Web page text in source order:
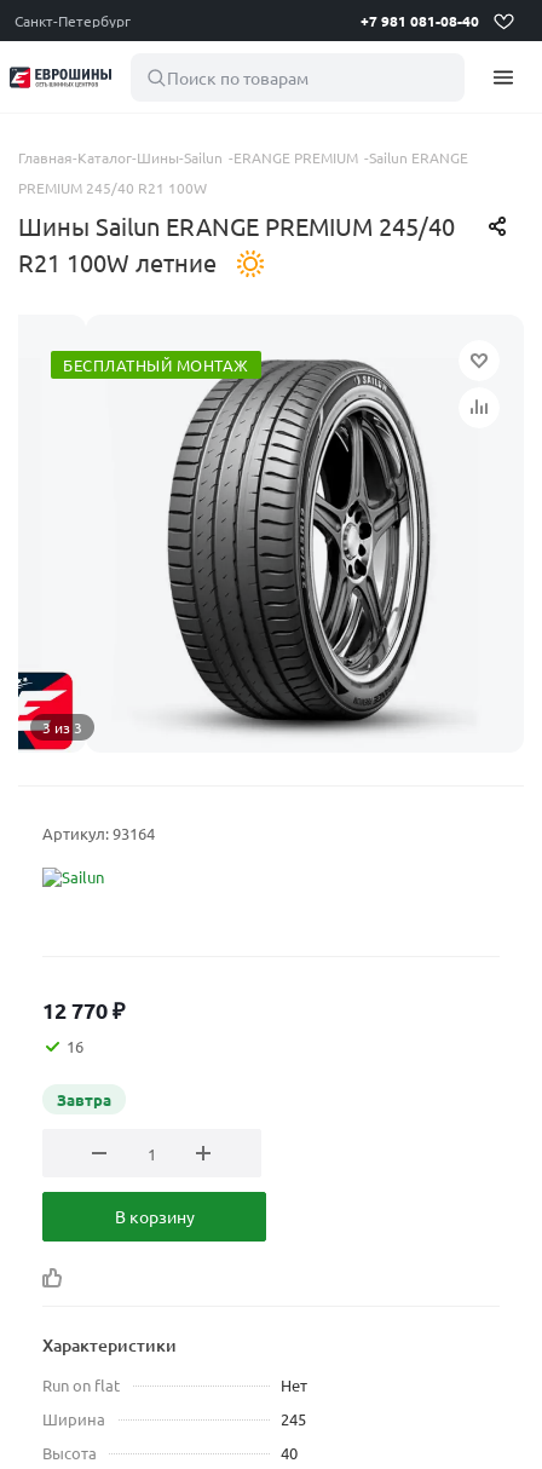
Санкт-Петербург +7 981 081-08-40
Поиск по товарам
Главная-Каталог-Шины-Sailun -ERANGE PREMIUM -Sailun ERANGE
PREMIUM 245/40 R21 100W
Шины Sailun ERANGE PREMIUM 245/40
R21 100W летние
БЕСПЛАТНЫЙ МОНТАЖ
3 из 3
Артикул:93164
12 770₽
16
Завтра
В корзину
Характеристики
Run on flat
Нет
Ширина
245
Высота
40